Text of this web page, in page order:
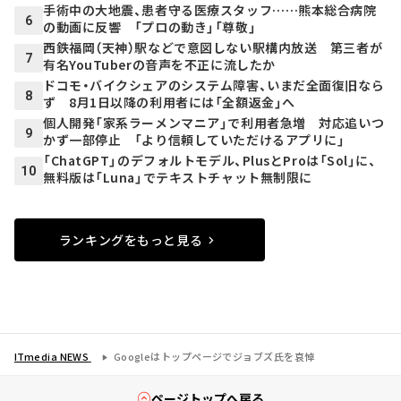
6
手術中の大地震、患者守る医療スタッフ……熊本総合病院
の動画に反響 「プロの動き」「尊敬」
7
西鉄福岡（天神）駅などで意図しない駅構内放送 第三者が
有名YouTuberの音声を不正に流したか
8
ドコモ・バイクシェアのシステム障害、いまだ全面復旧なら
ず 8月1日以降の利用者には「全額返金」へ
9
個人開発「家系ラーメンマニア」で利用者急増 対応追いつ
かず一部停止 「より信頼していただけるアプリに」
10
「ChatGPT」のデフォルトモデル、PlusとProは「Sol」に、
無料版は「Luna」でテキストチャット無制限に
ランキングをもっと見る
ITmedia NEWS Googleはトップページでジョブズ氏を哀悼